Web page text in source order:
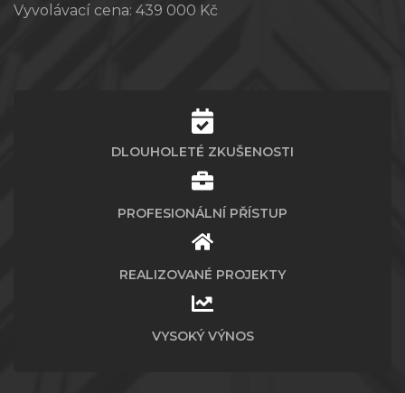
Vyvolávací cena: 439 000 Kč
DLOUHOLETÉ ZKUŠENOSTI
PROFESIONÁLNÍ PŘÍSTUP
REALIZOVANÉ PROJEKTY
VYSOKÝ VÝNOS